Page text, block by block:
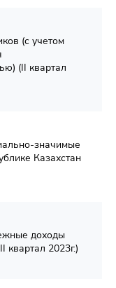
(с учетом
(II квартал
значимые
Казахстан
доходы
квартал 2023г.)